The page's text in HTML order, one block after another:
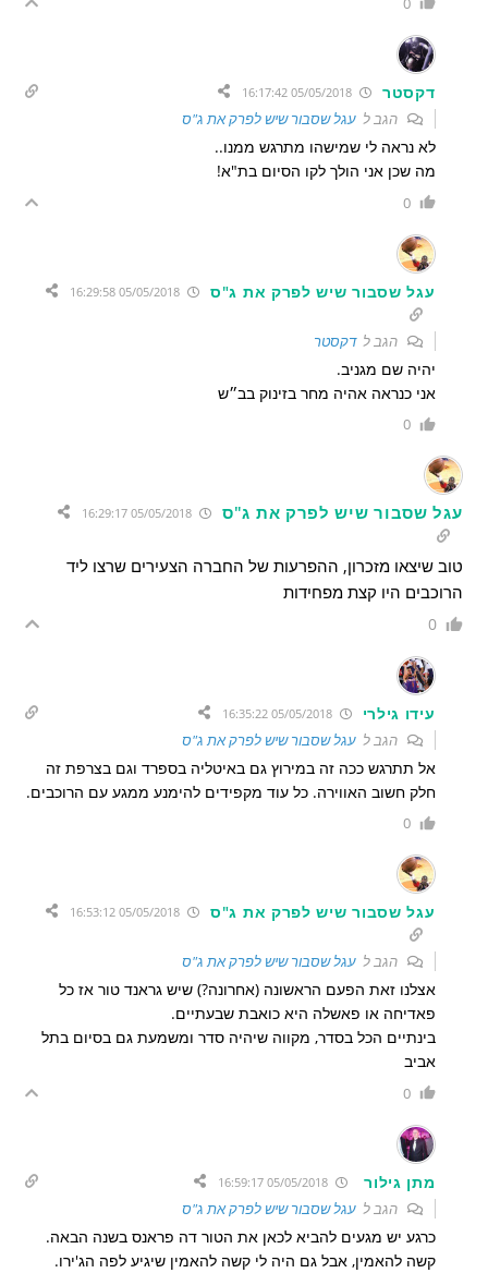
דקסטר
הגב לעגל שסבור שיש לפרק את ג"ס
לא נראה לי שמישהו מתרגש ממנו..
מה שכן אני הולך לקו הסיום בת"א!
0
עגל שסבור שיש לפרק את ג"ס
הגב לדקסטר
יהיה שם מגניב.
אני כנראה אהיה מחר בזינוק בב״ש
0
עגל שסבור שיש לפרק את ג"ס
טוב שיצאו מזכרון, ההפרעות של החברה הצעירים שרצו ליד
הרוכבים היו קצת מפחידות
0
עידו גילרי 05/05/2018 16:35:22
הגב לעגל שסבור שיש לפרק את ג"ס
אל תתרגש ככה זה במירוץ גם באיטליה בספרד וגם בצרפת זה
חלק חשוב האווירה. כל עוד מקפידים להימנע ממגע עם הרוכבים.
0
עגל שסבור שיש לפרק את ג"ס
הגב לעגל שסבור שיש לפרק את ג"ס
אצלנו זאת הפעם הראשונה (אחרונה?) שיש גראנד טור אז כל
פאדיחה או פאשלה היא כואבת שבעתיים.
בינתיים הכל בסדר, מקווה שיהיה סדר ומשמעת גם בסיום בתל
אביב
0
מתן גילור
הגב לעגל שסבור שיש לפרק את ג"ס
כרגע יש מגעים להביא לכאן את הטור דה פראנס בשנה הבאה.
קשה להאמין, אבל גם היה לי קשה להאמין שיגיע לפה הג'ירו.